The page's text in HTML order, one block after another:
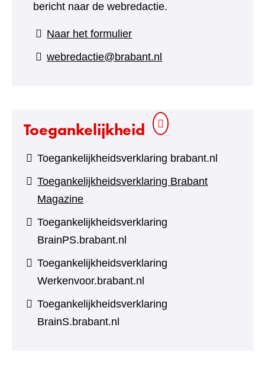
bericht naar de webredactie.
Naar het formulier(verwijst
naar
webredactie@brabant.nl
Toegankelijkheid
Toegankelijkheidsverklaring brabant.nl
Toegankelijkheidsverklaring Brabant
Magazine
Toegankelijkheidsverklaring
BrainPS.brabant.nl
Toegankelijkheidsverklaring
Werkenvoor.brabant.nl
Toegankelijkheidsverklaring
BrainS.brabant.nl